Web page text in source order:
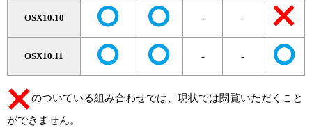
OSX10.10 - -
OSX10.11 - -
のついている組み合わせでは、現状では閲覧いただくこと
ができません。